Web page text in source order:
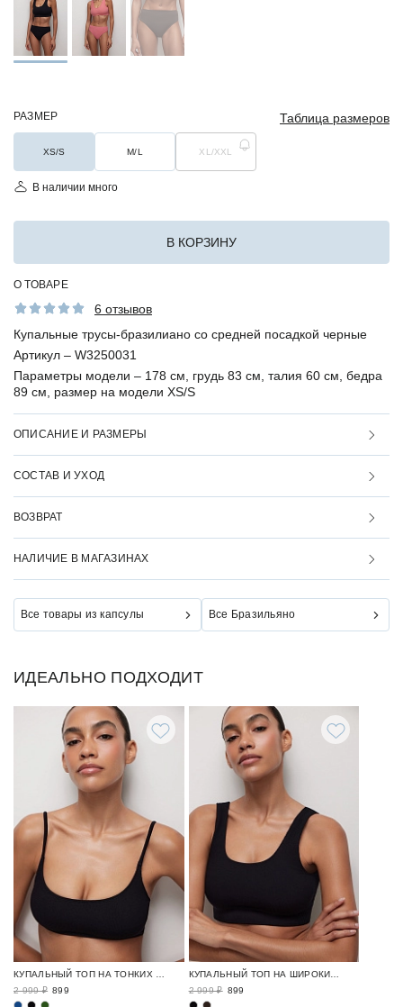
РАЗМЕР Таблица размеров
XS/S M/L XL/XXL
В наличии много
В КОРЗИНУ
О ТОВАРЕ
6 отзывов
Купальные трусы-бразилиано со средней посадкой черные
Артикул – W3250031
Параметры модели – 178 см, грудь 83 см, талия 60 см, бедра
89 см, размер на модели XS/S
ОПИСАНИЕ И РАЗМЕРЫ
СОСТАВ И УХОД
ВОЗВРАТ
НАЛИЧИЕ В МАГАЗИНАХ
Все товары из капсулы Все Бразильяно
ИДЕАЛЬНО ПОДХОДИТ
КУПАЛЬНЫЙ ТОП НА ТОНКИХ РЕГУЛИРУЕМЫХ БРЕТЕЛЯХ
2 999 ₽ 899
КУПАЛЬНЫЙ ТОП НА ШИРОКИХ БРЕТЕЛЯХ
2 999 ₽ 899